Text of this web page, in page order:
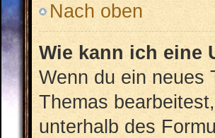
Nach oben
Wie kann ich eine
Wenn du ein neues
Themas
unterhalb des